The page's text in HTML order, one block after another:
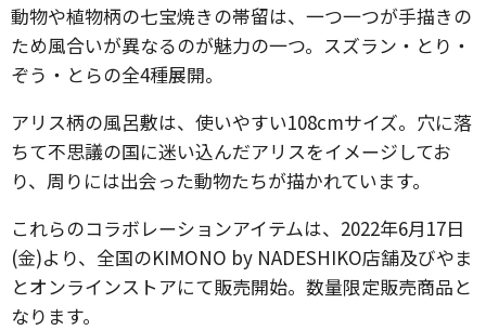
動物や植物柄の七宝焼きの帯留は、一つ一つが手描きの
ため風合いが異なるのが魅力の一つ。スズラン・とり・
ぞう・とらの全4種展開。
アリス柄の風呂敷は、使いやすい108cmサイズ。穴に落
ちて不思議の国に迷い込んだアリスをイメージしてお
り、周りには出会った動物たちが描かれています。
これらのコラボレーションアイテムは、2022年6月17日
(金)より、全国のKIMONO by NADESHIKO店舗及びやま
とオンラインストアにて販売開始。数量限定販売商品と
なります。